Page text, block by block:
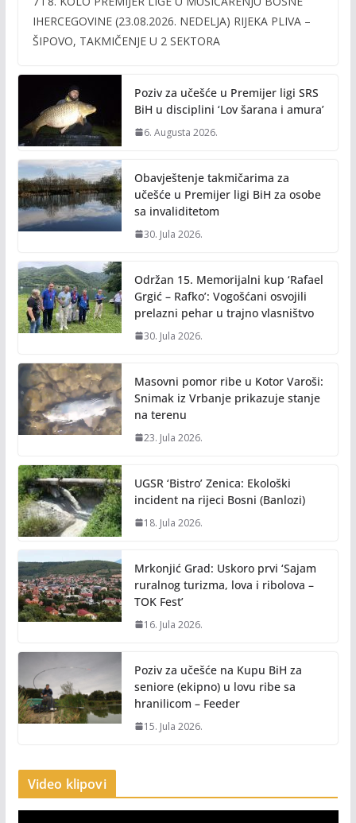
e
b
o
k
itt
er
ai
l
p
y
n
k
IHERCEGOVINE (23.08.2026. NEDELJA) RIJEKA PLIVA –
ŠIPOVO, TAKMIČENJE U 2 SEKTORA
Poziv za učešće u Premijer ligi SRS
BiH u disciplini ‘Lov šarana i amura’
6. Augusta 2026.
Obavještenje takmičarima za
učešće u Premijer ligi BiH za osobe
sa invaliditetom
30. Jula 2026.
Održan 15. Memorijalni kup ‘Rafael
Grgić – Rafko’: Vogošćani osvojili
prelazni pehar u trajno vlasništvo
30. Jula 2026.
Masovni pomor ribe u Kotor Varoši:
Snimak iz Vrbanje prikazuje stanje
na terenu
23. Jula 2026.
UGSR ‘Bistro’ Zenica: Ekološki
incident na rijeci Bosni (Banlozi)
18. Jula 2026.
Mrkonjić Grad: Uskoro prvi ‘Sajam
ruralnog turizma, lova i ribolova –
TOK Fest’
16. Jula 2026.
Poziv za učešće na Kupu BiH za
seniore (ekipno) u lovu ribe sa
hranilicom – Feeder
15. Jula 2026.
Video klipovi